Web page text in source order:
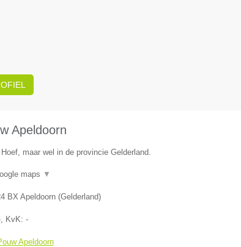
Apeldoorn
maar wel in de provincie Gelderland.
maps ▼
BX Apeldoorn(Gelderland)
, KvK: -
Apeldoorn